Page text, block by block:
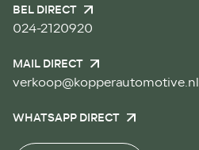
BEL DIRECT
024-2120920
MAIL DIRECT
verkoop@kopperautomotive.nl
WHATSAPP DIRECT